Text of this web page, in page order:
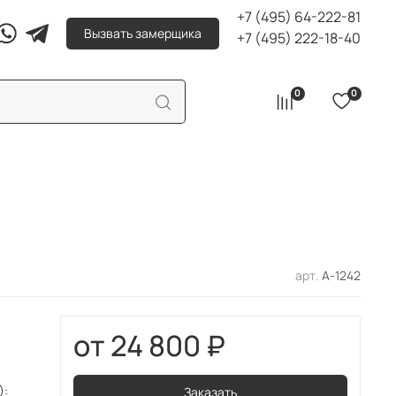
Вызвать замерщика
+7 (495) 64-222-81
+7 (495) 222-18-40
0 0
арт. А-1242
24 800 ₽
Заказать